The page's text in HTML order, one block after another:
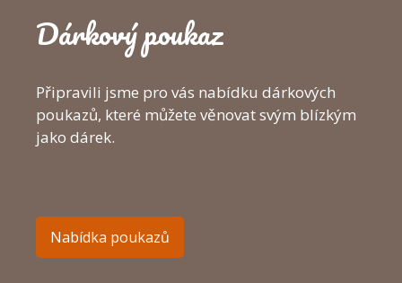
Dárkový poukaz
Připravili jsme pro vás nabídku dárkových
poukazů, které můžete věnovat svým blízkým
jako dárek.
Nabídka poukazů